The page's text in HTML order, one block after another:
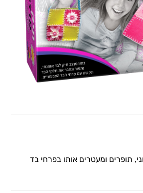
תופרים ומעטרים אותו בפרחי בד